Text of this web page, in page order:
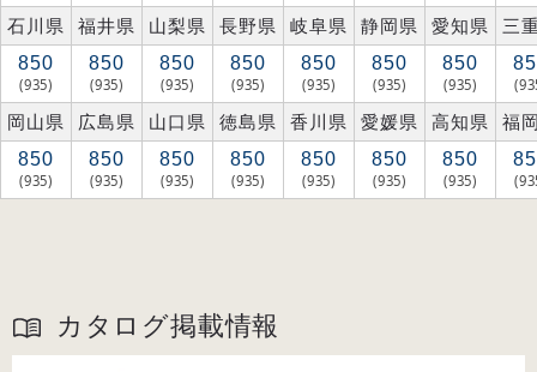
石川県 福井県 山梨県 長野県 岐阜県 静岡県 愛知県 三
850
(935)
850
(935)
850
(935)
850
(935)
850
(935)
850
(935)
850
(935)
岡山県 広島県 山口県 徳島県 香川県 愛媛県 高知県 福
850
(935)
850
(935)
850
(935)
850
(935)
850
(935)
850
(935)
850
(935)
カタログ掲載情報